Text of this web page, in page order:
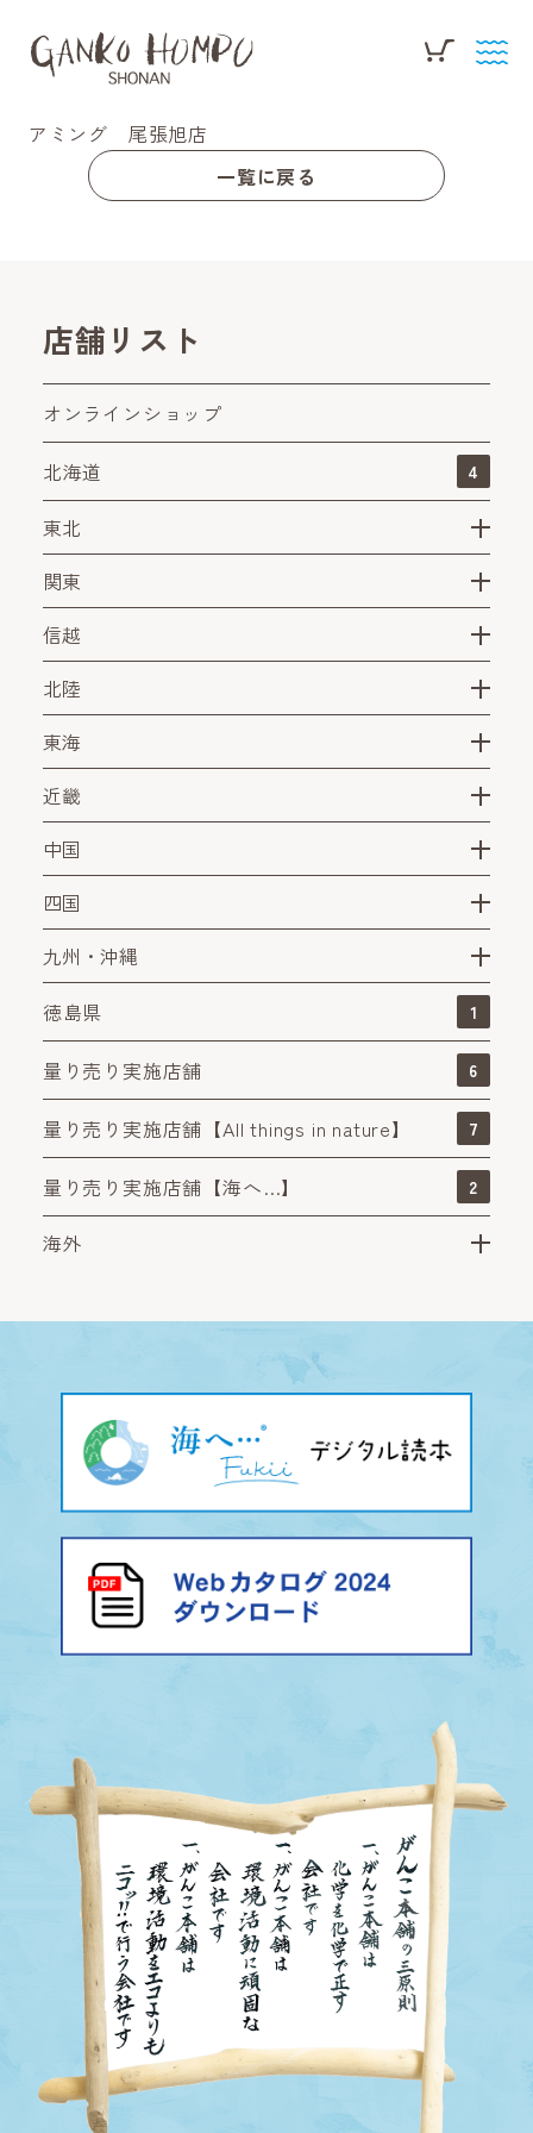
アミング 尾張旭店
一覧に戻る
店舗リスト
オンラインショップ
北海道 4
東北
関東
信越
北陸
東海
近畿
中国
四国
九州・沖縄
徳島県
1
量り売り実施店舗 6
量り売り実施店舗【All things in nature】 7
量り売り実施店舗【海へ…】 2
海外